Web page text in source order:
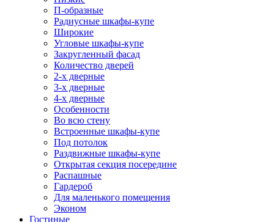
П-образные
Радиусные шкафы-купе
Широкие
Угловые шкафы-купе
Закругленный фасад
Количество дверей
2-х дверные
3-х дверные
4-х дверные
Особенности
Во всю стену
Встроенные шкафы-купе
Под потолок
Раздвижные шкафы-купе
Открытая секция посередине
Распашные
Гардероб
Для маленького помещения
Эконом
Гостиные